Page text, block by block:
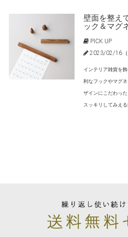
壁面を整え
ック＆マグ
PICK UP
2023/02/16（
インテリア雑貨を
利なフックやマグ
ザインにこだわっ
スッキリしてみえ